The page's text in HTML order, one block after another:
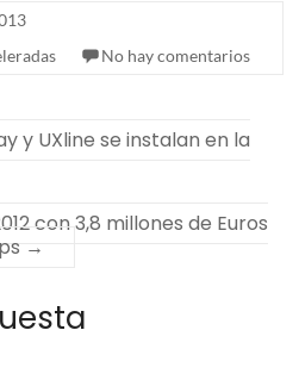
No hay comentarios
y UXline se instalan en la
con 3,8 millones de Euros
→